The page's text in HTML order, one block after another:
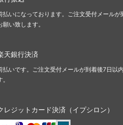
払いになっております。ご注文受付メールが
願い致します。
天銀行決済
払いです。ご注文受付メールが到着後7日以
。
レジットカード決済（イプシロン）